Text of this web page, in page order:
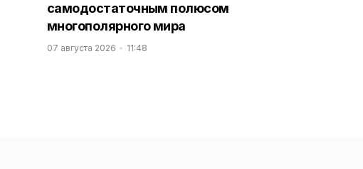
самодостаточным полюсом
многополярного мира
07 августа 2026 11:48